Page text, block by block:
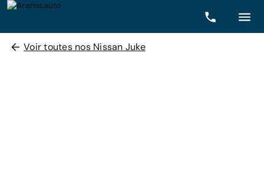
Voir toutes nos Nissan Juke